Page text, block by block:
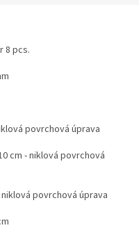
8 pcs.
povrchová úprava
cm - niklová povrchová
niklová povrchová úprava